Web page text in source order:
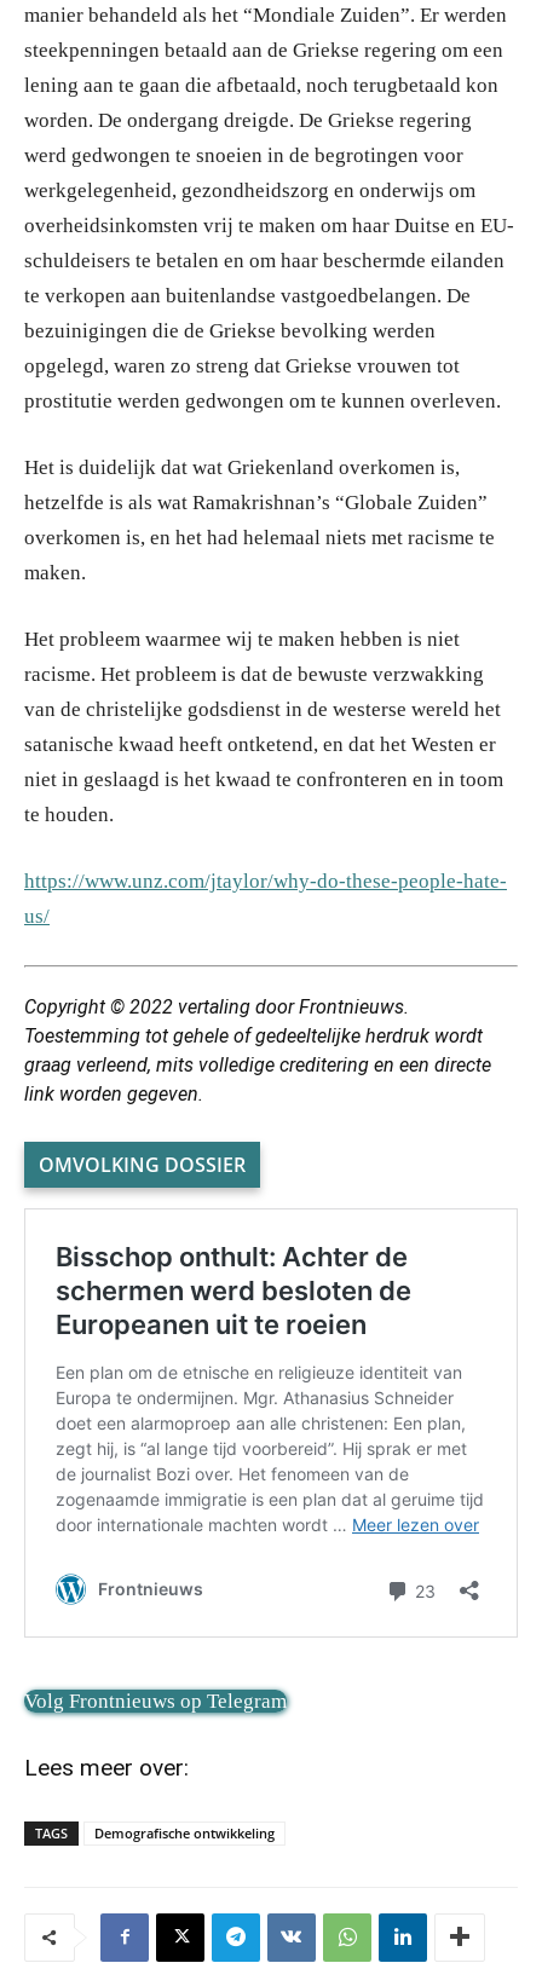
manier behandeld als het “Mondiale Zuiden”. Er werden
steekpenningen betaald aan de Griekse regering om een
lening aan te gaan die afbetaald, noch terugbetaald kon
worden. De ondergang dreigde. De Griekse regering
werd gedwongen te snoeien in de begrotingen voor
werkgelegenheid, gezondheidszorg en onderwijs om
overheidsinkomsten vrij te maken om haar Duitse en EU-
schuldeisers te betalen en om haar beschermde eilanden
te verkopen aan buitenlandse vastgoedbelangen. De
bezuinigingen die de Griekse bevolking werden
opgelegd, waren zo streng dat Griekse vrouwen tot
prostitutie werden gedwongen om te kunnen overleven.
Het is duidelijk dat wat Griekenland overkomen is,
hetzelfde is als wat Ramakrishnan’s “Globale Zuiden”
overkomen is, en het had helemaal niets met racisme te
maken.
Het probleem waarmee wij te maken hebben is niet
racisme. Het probleem is dat de bewuste verzwakking
van de christelijke godsdienst in de westerse wereld het
satanische kwaad heeft ontketend, en dat het Westen er
niet in geslaagd is het kwaad te confronteren en in toom
te houden.
https://www.unz.com/jtaylor/why-do-these-people-hate-
us/
Copyright © 2022 vertaling door Frontnieuws.
Toestemming tot gehele of gedeeltelijke herdruk wordt
graag verleend, mits volledige creditering en een directe
link worden gegeven.
OMVOLKING DOSSIER
Volg Frontnieuws op Telegram
Lees meer over:
TAGS Demografische ontwikkeling